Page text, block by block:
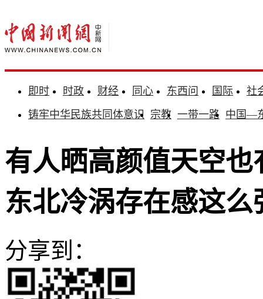
即时 时政 财经 同心 东西问 国际
社
铸牢中华民族共同体意识 宗教 一带一路 中国—
有人晒高颜值天空
东北冷涡存在感这么
分享到：